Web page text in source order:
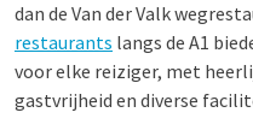
dan de Van der Valk
restaurants langs de A1
voor elke reiziger, met
gastvrijheid en diverse